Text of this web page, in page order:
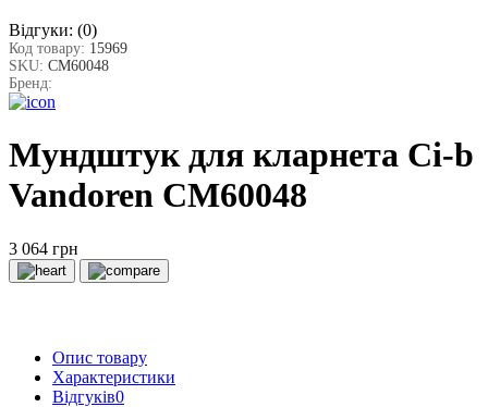
Відгуки: (0)
Код товару: 15969
SKU: СМ60048
Бренд:
Мундштук для кларнета Сі-b
Vandoren CM60048
3 064 грн
Опис товару
Характеристики
Відгуків0